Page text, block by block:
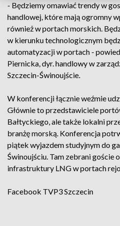
- Będziemy omawiać trendy w
handlowej, które mają ogromny
również w portach morskich.
w kierunku technologicznym
automatyzacji w portach -
Piernicka, dyr. handlowy w
Szczecin-Świnoujście.
W konferencji łącznie weźmie
Głównie to przedstawiciele
Bałtyckiego, ale także lokalni
branżę morską. Konferencja
piątek wyjazdem studyjnym do
Świnoujściu. Tam zebrani goście
infrastruktury LNG w portach
Facebook TVP3 Szczecin